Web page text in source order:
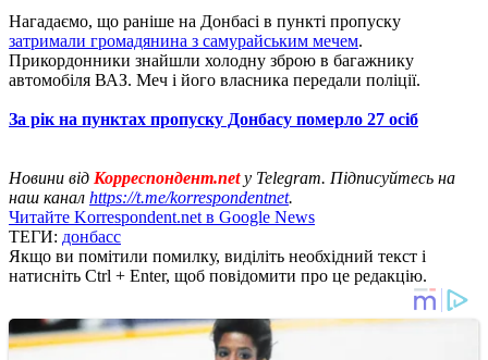
Нагадаємо, що раніше на Донбасі в пункті пропуску
затримали громадянина з самурайським мечем.
Прикордонники знайшли холодну зброю в багажнику
автомобіля ВАЗ. Меч і його власника передали поліції.
За рік на пунктах пропуску Донбасу померло 27 осіб
Новини від Корреспондент.net у Telegram. Підписуйтесь на
наш канал https://t.me/korrespondentnet.
Читайте Korrespondent.net в Google News
ТЕГИ: донбасс
Якщо ви помітили помилку, виділіть необхідний текст і
натисніть Ctrl + Enter, щоб повідомити про це редакцію.